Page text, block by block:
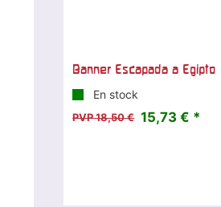
Banner Escapada a Egipto
En stock
PVP 18,50 € 15,73 € *